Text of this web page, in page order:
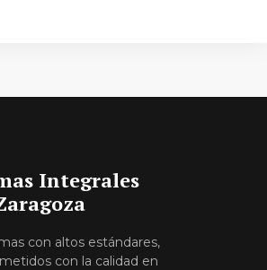
Integrales
con altos estándares,
con la calidad en